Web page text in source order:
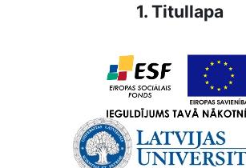
1. Titullapa